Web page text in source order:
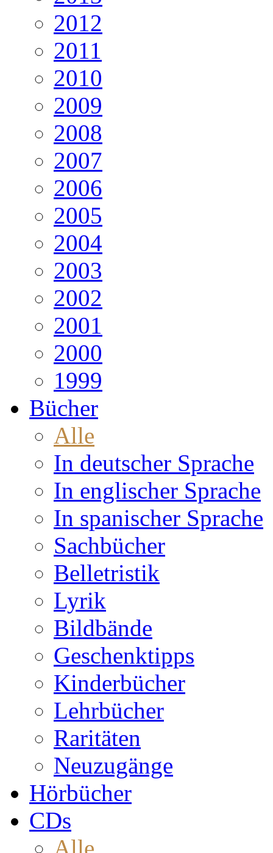
2012
2011
2010
2009
2008
2007
2006
2005
2004
2003
2002
2001
2000
1999
Bücher
Alle
In deutscher Sprache
In englischer Sprache
In spanischer Sprache
Sachbücher
Belletristik
Lyrik
Bildbände
Geschenktipps
Kinderbücher
Lehrbücher
Raritäten
Neuzugänge
Hörbücher
CDs